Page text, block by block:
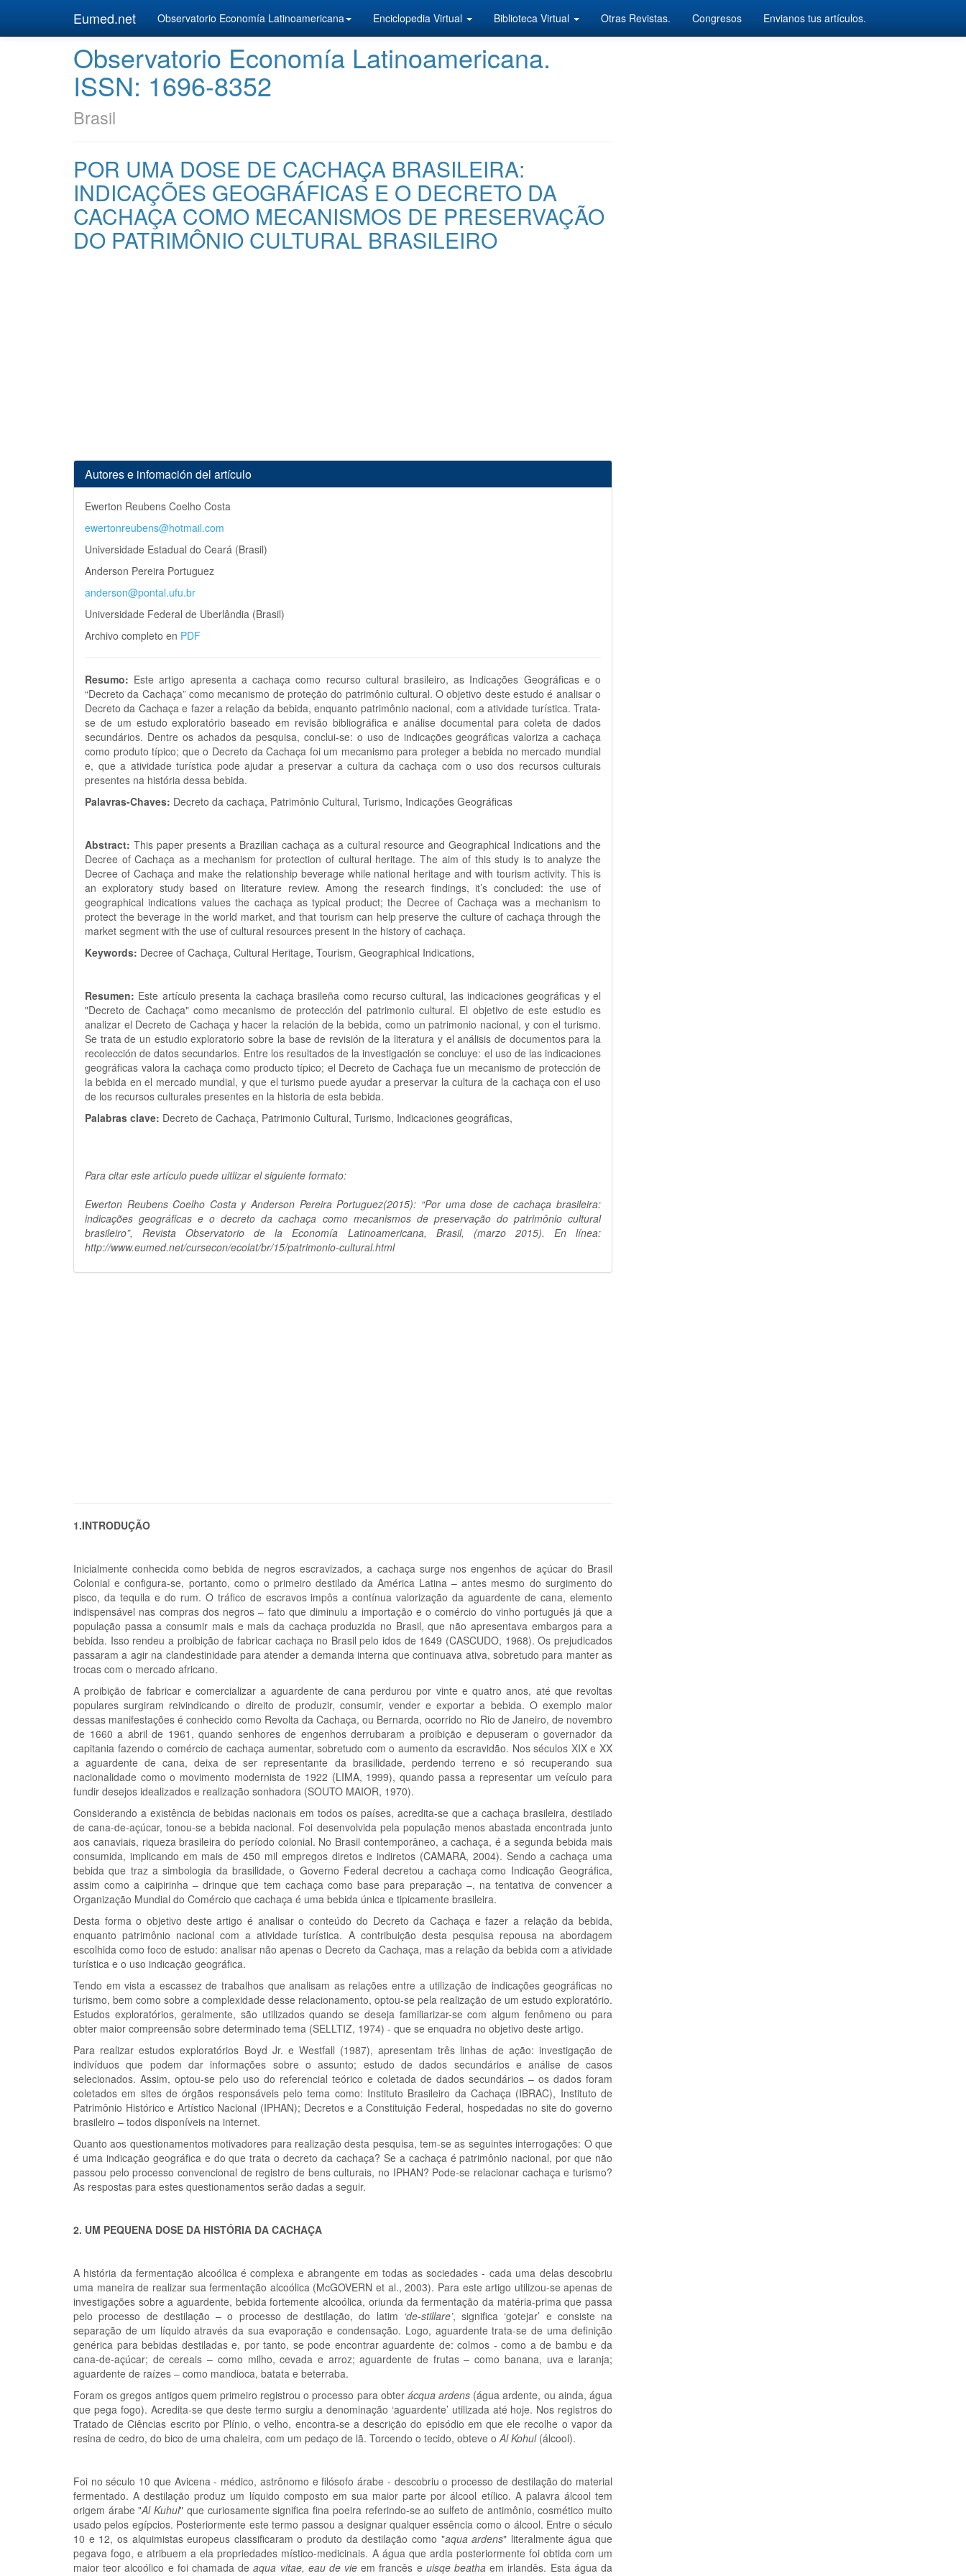
Eumed.net Observatorio Economía Latinoamericana Enciclopedia Virtual Biblioteca Virtual Otras Revistas. Congresos Envianos tus artículos.
Observatorio Economía Latinoamericana.
ISSN: 1696-8352
Brasil
POR UMA DOSE DE CACHAÇA BRASILEIRA:
INDICAÇÕES GEOGRÁFICAS E O DECRETO DA
CACHAÇA COMO MECANISMOS DE PRESERVAÇÃO
DO PATRIMÔNIO CULTURAL BRASILEIRO
Autores e infomación del artículo
Ewerton Reubens Coelho Costa
ewertonreubens@hotmail.com
Universidade Estadual do Ceará (Brasil)
Anderson Pereira Portuguez
anderson@pontal.ufu.br
Universidade Federal de Uberlândia (Brasil)
Archivo completo en PDF
Resumo: Este artigo apresenta a cachaça como recurso cultural brasileiro, as Indicações Geográficas e o
“Decreto da Cachaça” como mecanismo de proteção do patrimônio cultural. O objetivo deste estudo é analisar o
Decreto da Cachaça e fazer a relação da bebida, enquanto patrimônio nacional, com a atividade turística. Trata-
se de um estudo exploratório baseado em revisão bibliográfica e análise documental para coleta de dados
secundários. Dentre os achados da pesquisa, conclui-se: o uso de indicações geográficas valoriza a cachaça
como produto típico; que o Decreto da Cachaça foi um mecanismo para proteger a bebida no mercado mundial
e, que a atividade turística pode ajudar a preservar a cultura da cachaça com o uso dos recursos culturais
presentes na história dessa bebida.
Palavras-Chaves: Decreto da cachaça, Patrimônio Cultural, Turismo, Indicações Geográficas
Abstract: This paper presents a Brazilian cachaça as a cultural resource and Geographical Indications and the
Decree of Cachaça as a mechanism for protection of cultural heritage. The aim of this study is to analyze the
Decree of Cachaça and make the relationship beverage while national heritage and with tourism activity. This is
an exploratory study based on literature review. Among the research findings, it’s concluded: the use of
geographical indications values the cachaça as typical product; the Decree of Cachaça was a mechanism to
protect the beverage in the world market, and that tourism can help preserve the culture of cachaça through the
market segment with the use of cultural resources present in the history of cachaça.
Keywords: Decree of Cachaça, Cultural Heritage, Tourism, Geographical Indications,
Resumen: Este artículo presenta la cachaça brasileña como recurso cultural, las indicaciones geográficas y el
"Decreto de Cachaça" como mecanismo de protección del patrimonio cultural. El objetivo de este estudio es
analizar el Decreto de Cachaça y hacer la relación de la bebida, como un patrimonio nacional, y con el turismo.
Se trata de un estudio exploratorio sobre la base de revisión de la literatura y el análisis de documentos para la
recolección de datos secundarios. Entre los resultados de la investigación se concluye: el uso de las indicaciones
geográficas valora la cachaça como producto típico; el Decreto de Cachaça fue un mecanismo de protección de
la bebida en el mercado mundial, y que el turismo puede ayudar a preservar la cultura de la cachaça con el uso
de los recursos culturales presentes en la historia de esta bebida.
Palabras clave: Decreto de Cachaça, Patrimonio Cultural, Turismo, Indicaciones geográficas,
Para citar este artículo puede uitlizar el siguiente formato:
Ewerton Reubens Coelho Costa y Anderson Pereira Portuguez(2015): “Por uma dose de cachaça brasileira:
indicações geográficas e o decreto da cachaça como mecanismos de preservação do patrimônio cultural
brasileiro”, Revista Observatorio de la Economía Latinoamericana, Brasil, (marzo 2015). En línea:
http://www.eumed.net/cursecon/ecolat/br/15/patrimonio-cultural.html
1.INTRODUÇÃO
Inicialmente conhecida como bebida de negros escravizados, a cachaça surge nos engenhos de açúcar do Brasil
Colonial e configura-se, portanto, como o primeiro destilado da América Latina – antes mesmo do surgimento do
pisco, da tequila e do rum. O tráfico de escravos impôs a contínua valorização da aguardente de cana, elemento
indispensável nas compras dos negros – fato que diminuiu a importação e o comércio do vinho português já que a
população passa a consumir mais e mais da cachaça produzida no Brasil, que não apresentava embargos para a
bebida. Isso rendeu a proibição de fabricar cachaça no Brasil pelo idos de 1649 (CASCUDO, 1968). Os prejudicados
passaram a agir na clandestinidade para atender a demanda interna que continuava ativa, sobretudo para manter as
trocas com o mercado africano.
A proibição de fabricar e comercializar a aguardente de cana perdurou por vinte e quatro anos, até que revoltas
populares surgiram reivindicando o direito de produzir, consumir, vender e exportar a bebida. O exemplo maior
dessas manifestações é conhecido como Revolta da Cachaça, ou Bernarda, ocorrido no Rio de Janeiro, de novembro
de 1660 a abril de 1961, quando senhores de engenhos derrubaram a proibição e depuseram o governador da
capitania fazendo o comércio de cachaça aumentar, sobretudo com o aumento da escravidão. Nos séculos XIX e XX
a aguardente de cana, deixa de ser representante da brasilidade, perdendo terreno e só recuperando sua
nacionalidade como o movimento modernista de 1922 (LIMA, 1999), quando passa a representar um veículo para
fundir desejos idealizados e realização sonhadora (SOUTO MAIOR, 1970).
Considerando a existência de bebidas nacionais em todos os países, acredita-se que a cachaça brasileira, destilado
de cana-de-açúcar, tonou-se a bebida nacional. Foi desenvolvida pela população menos abastada encontrada junto
aos canaviais, riqueza brasileira do período colonial. No Brasil contemporâneo, a cachaça, é a segunda bebida mais
consumida, implicando em mais de 450 mil empregos diretos e indiretos (CAMARA, 2004). Sendo a cachaça uma
bebida que traz a simbologia da brasilidade, o Governo Federal decretou a cachaça como Indicação Geográfica,
assim como a caipirinha – drinque que tem cachaça como base para preparação –, na tentativa de convencer a
Organização Mundial do Comércio que cachaça é uma bebida única e tipicamente brasileira.
Desta forma o objetivo deste artigo é analisar o conteúdo do Decreto da Cachaça e fazer a relação da bebida,
enquanto patrimônio nacional com a atividade turística. A contribuição desta pesquisa repousa na abordagem
escolhida como foco de estudo: analisar não apenas o Decreto da Cachaça, mas a relação da bebida com a atividade
turística e o uso indicação geográfica.
Tendo em vista a escassez de trabalhos que analisam as relações entre a utilização de indicações geográficas no
turismo, bem como sobre a complexidade desse relacionamento, optou-se pela realização de um estudo exploratório.
Estudos exploratórios, geralmente, são utilizados quando se deseja familiarizar-se com algum fenômeno ou para
obter maior compreensão sobre determinado tema (SELLTIZ, 1974) - que se enquadra no objetivo deste artigo.
Para realizar estudos exploratórios Boyd Jr. e Westfall (1987), apresentam três linhas de ação: investigação de
indivíduos que podem dar informações sobre o assunto; estudo de dados secundários e análise de casos
selecionados. Assim, optou-se pelo uso do referencial teórico e coletada de dados secundários – os dados foram
coletados em sites de órgãos responsáveis pelo tema como: Instituto Brasileiro da Cachaça (IBRAC), Instituto de
Patrimônio Histórico e Artístico Nacional (IPHAN); Decretos e a Constituição Federal, hospedadas no site do governo
brasileiro – todos disponíveis na internet.
Quanto aos questionamentos motivadores para realização desta pesquisa, tem-se as seguintes interrogações: O que
é uma indicação geográfica e do que trata o decreto da cachaça? Se a cachaça é patrimônio nacional, por que não
passou pelo processo convencional de registro de bens culturais, no IPHAN? Pode-se relacionar cachaça e turismo?
As respostas para estes questionamentos serão dadas a seguir.
2. UM PEQUENA DOSE DA HISTÓRIA DA CACHAÇA
A história da fermentação alcoólica é complexa e abrangente em todas as sociedades - cada uma delas descobriu
uma maneira de realizar sua fermentação alcoólica (McGOVERN et al., 2003). Para este artigo utilizou-se apenas de
investigações sobre a aguardente, bebida fortemente alcoólica, oriunda da fermentação da matéria-prima que passa
pelo processo de destilação – o processo de destilação, do latim ‘de-stillare’, significa ‘gotejar’ e consiste na
separação de um líquido através da sua evaporação e condensação. Logo, aguardente trata-se de uma definição
genérica para bebidas destiladas e, por tanto, se pode encontrar aguardente de: colmos - como a de bambu e da
cana-de-açúcar; de cereais – como milho, cevada e arroz; aguardente de frutas – como banana, uva e laranja;
aguardente de raízes – como mandioca, batata e beterraba.
Foram os gregos antigos quem primeiro registrou o processo para obter ácqua ardens (água ardente, ou ainda, água
que pega fogo). Acredita-se que deste termo surgiu a denominação ‘aguardente’ utilizada até hoje. Nos registros do
Tratado de Ciências escrito por Plínio, o velho, encontra-se a descrição do episódio em que ele recolhe o vapor da
resina de cedro, do bico de uma chaleira, com um pedaço de lã. Torcendo o tecido, obteve oAl Kohul(álcool).
Foi no século 10 que Avicena - médico, astrônomo e filósofo árabe - descobriu o processo de destilação do material
fermentado. A destilação produz um líquido composto em sua maior parte por álcool etílico. A palavra álcool tem
origem árabe "Al Kuhul" que curiosamente significa fina poeira referindo-se ao sulfeto de antimônio, cosmético muito
usado pelos egípcios. Posteriormente este termo passou a designar qualquer essência como o álcool. Entre o século
10 e 12, os alquimistas europeus classificaram o produto da destilação como "aqua ardens" literalmente água que
pegava fogo, e atribuem a ela propriedades místico-medicinais. A água que ardia posteriormente foi obtida com um
maior teor alcoólico e foi chamada deaqua vitae, eau de vie em francês e uisqe beatha em irlandês. Esta água da